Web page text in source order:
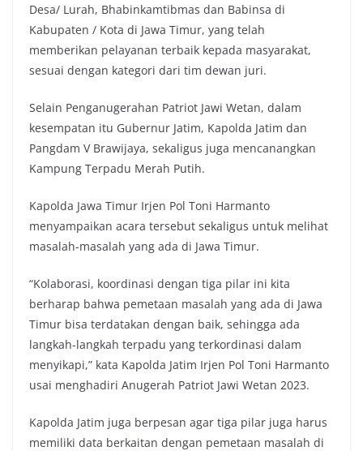
Desa/ Lurah, Bhabinkamtibmas dan Babinsa di
Kabupaten / Kota di Jawa Timur, yang telah
memberikan pelayanan terbaik kepada masyarakat,
sesuai dengan kategori dari tim dewan juri.
Selain Penganugerahan Patriot Jawi Wetan, dalam
kesempatan itu Gubernur Jatim, Kapolda Jatim dan
Pangdam V Brawijaya, sekaligus juga mencanangkan
Kampung Terpadu Merah Putih.
Kapolda Jawa Timur Irjen Pol Toni Harmanto
menyampaikan acara tersebut sekaligus untuk melihat
masalah-masalah yang ada di Jawa Timur.
“Kolaborasi, koordinasi dengan tiga pilar ini kita
berharap bahwa pemetaan masalah yang ada di Jawa
Timur bisa terdatakan dengan baik, sehingga ada
langkah-langkah terpadu yang terkordinasi dalam
menyikapi,” kata Kapolda Jatim Irjen Pol Toni Harmanto
usai menghadiri Anugerah Patriot Jawi Wetan 2023.
Kapolda Jatim juga berpesan agar tiga pilar juga harus
memiliki data berkaitan dengan pemetaan masalah di